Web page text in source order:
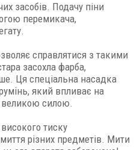
засобів. Подачу піни
перемикача,
справлятися з такими
засохла фарба,
Ця спеціальна насадка
який впливає на
великою силою.
тиску
різних предметів. Мити